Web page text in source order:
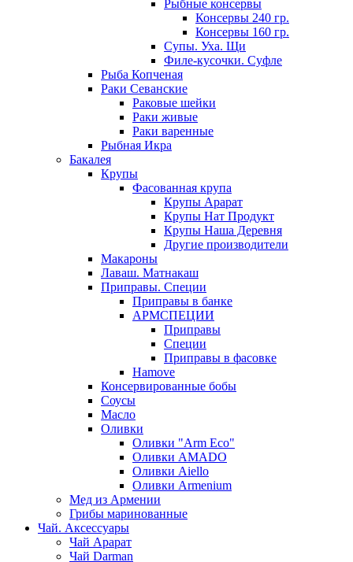
Рыбные консервы
Консервы 240 гр.
Консервы 160 гр.
Супы. Уха. Щи
Филе-кусочки. Суфле
Рыба Копченая
Раки Севанские
Раковые шейки
Раки живые
Раки варенные
Рыбная Икра
Бакалея
Крупы
Фасованная крупа
Крупы Арарат
Крупы Нат Продукт
Крупы Наша Деревня
Другие производители
Макароны
Лаваш. Матнакаш
Приправы. Специи
Приправы в банке
АРМСПЕЦИИ
Приправы
Специи
Приправы в фасовке
Hamove
Консервированные бобы
Соусы
Масло
Оливки
Оливки "Arm Eco"
Оливки AMADO
Оливки Aiello
Оливки Armenium
Мед из Армении
Грибы маринованные
Чай. Аксессуары
Чай Арарат
Чай Darman